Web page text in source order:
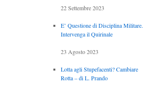
22 Settembre 2023
E’ Questione di Disciplina Militare.
Intervenga il Quirinale
23 Agosto 2023
Lotta agli Stupefacenti? Cambiare
Rotta – di L. Prando